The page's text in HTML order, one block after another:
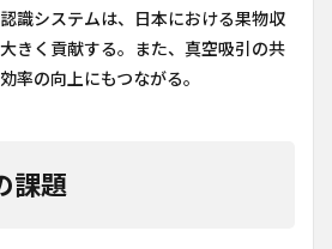
識システムは、日本における果物収
きく貢献する。また、真空吸引の共
率の向上にもつながる。
課題